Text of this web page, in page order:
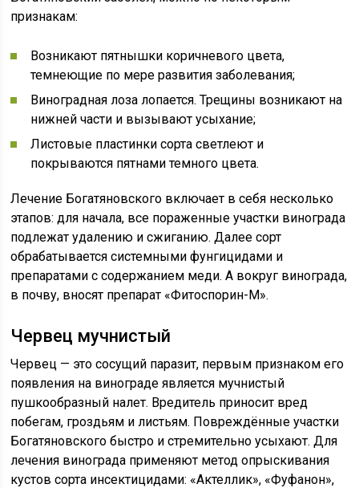
признакам:
Возникают пятнышки коричневого цвета,
темнеющие по мере развития заболевания;
Виноградная лоза лопается. Трещины возникают на
нижней части и вызывают усыхание;
Листовые пластинки сорта светлеют и
покрываются пятнами темного цвета.
Лечение Богатяновского включает в себя несколько
этапов: для начала, все пораженные участки винограда
подлежат удалению и сжиганию. Далее сорт
обрабатывается системными фунгицидами и
препаратами с содержанием меди. А вокруг винограда,
в почву, вносят препарат «Фитоспорин-М».
Червец мучнистый
Червец — это сосущий паразит, первым признаком его
появления на винограде является мучнистый
пушкообразный налет. Вредитель приносит вред
побегам, гроздьям и листьям. Повреждённые участки
Богатяновского быстро и стремительно усыхают. Для
лечения винограда применяют метод опрыскивания
кустов сорта инсектицидами: «Актеллик», «Фуфанон»,